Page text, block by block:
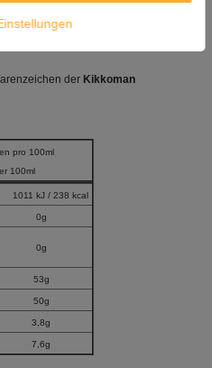
GmbH
der Kikkoman
pro 100ml
100ml
1011 kJ / 238 kcal
0g
0g
53g
50g
3,8g
7,6g